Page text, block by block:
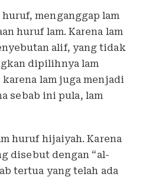
menganggap lam
huruf lam. Karena lam
alif, yang tidak
dipilihnya lam
lam juga menjadi
sebab ini pula, lam
huruf hijaiyah. Karena
disebut dengan “al-
tertua yang telah ada